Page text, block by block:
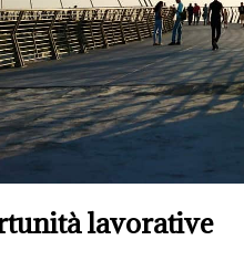
lavorative